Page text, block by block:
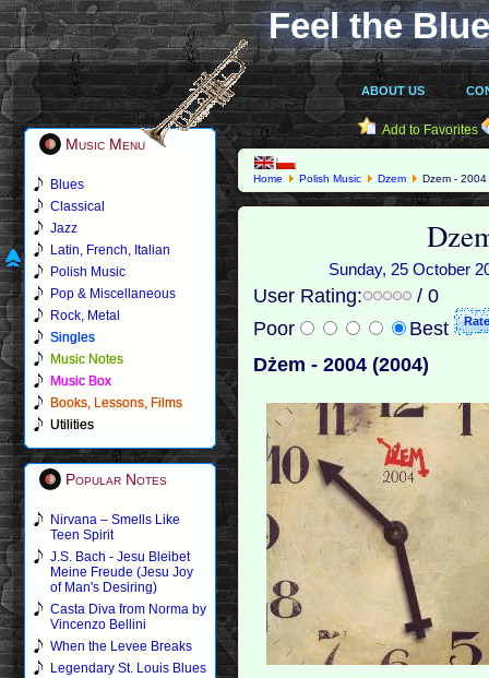
Feel the
ABOUT US
Music Menu
Blues
Classical
Jazz
Latin, French, Italian
Polish Music
Pop & Miscellaneous
Rock, Metal
Singles
Music Notes
Music Box
Books, Lessons, Films
Utilities
Popular Notes
Nirvana – Smells Like
Teen Spirit
J.S. Bach - Jesu Bleibet
Meine Freude (Jesu Joy
of Man's Desiring)
Casta Diva from Norma by
Vincenzo Bellini
When the Levee Breaks
Legendary St. Louis Blues
Add to Favorites
Home Polish Music Dzem Dzem -
Sunday, 25 October
User Rating:
/ 0
Poor
Best
Dżem - 2004 (2004)